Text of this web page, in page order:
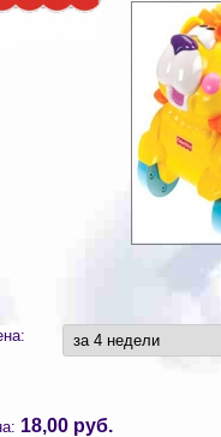
18,00 руб.